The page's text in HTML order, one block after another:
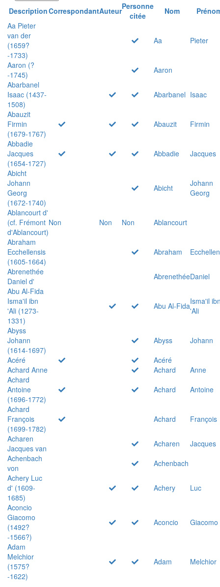
DescriptionCorrespondantAuteurPersonne
citée
Nom
Aa Pieter
van der
(1659?
-1733)
Aa Pieter
Aaron (?
-1745)
Aaron
Abarbanel
Isaac (1437-
1508)
Abarbanel Isaac
Abauzit
Firmin
(1679-1767)
Abauzit
Firmin
Abbadie
Jacques
(1654-1727)
Abbadie
Jacques
Abicht
Johann
Georg
(1672-1740)
Abicht
Johann
Georg
Ablancourt d'
(cf. Frémont
d'Ablancourt)
Non Non Non
Ablancourt
Abraham
Ecchellensis
(1605-1664)
Abraham
Abrenethée
Daniel d'
AbrenethéeDaniel
Abu Al-Fida
Isma'il ibn
'Ali (1273-
1331)
Abu Al-FidaIsma'il
'Ali
Abyss
Johann
(1614-1697)
Abyss
Johann
Acéré
Acéré
Achard Anne
Achard
Anne
Achard
Antoine
(1696-1772)
Achard
Antoine
Achard
François
(1699-1782)
Achard
François
Acharen
Jacques van
Acharen
Jacques
Achenbach
von
Achenbach
Achery Luc
d' (1609-
1685)
Achery
Luc
Aconcio
Giacomo
(1492?
-1566?)
Aconcio Giacomo
Adam
Melchior
(1575?
-1622)
Adam Melchior